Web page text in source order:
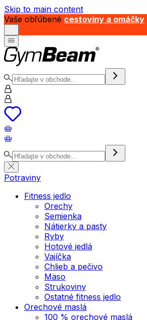
Skip to main content
Vaše obľúbené cestoviny a omáčky
Potraviny
Fitness jedlo
Orechy
Semienka
Nátierky a pasty
Ryby
Hotové jedlá
Vajíčka
Chlieb a pečivo
Mäso
Strukoviny
Ostatné fitness jedlo
Orechové maslá
100 % orechové maslá